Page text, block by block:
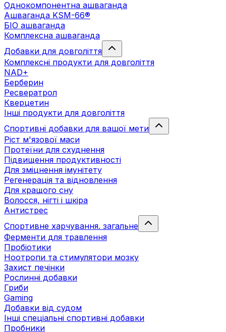
Однокомпонентна ашваганда
Ашваганда KSM-66®
БІО ашваганда
Комплексна ашваганда
Добавки для довголіття
Комплексні продукти для довголіття
NAD+
Берберин
Ресвератрол
Кверцетин
Інші продукти для довголіття
Спортивні добавки для вашої мети
Ріст м'язової маси
Протеїни для схуднення
Підвищення продуктивності
Для зміцнення імунітету
Регенерація та відновлення
Для кращого сну
Волосся, нігті і шкіра
Антистрес
Спортивне харчування. загальне
Ферменти для травлення
Пробіотики
Ноотропи та стимулятори мозку
Захист печінки
Рослинні добавки
Гриби
Gaming
Добавки від судом
Інші спеціальні спортивні добавки
Пробники